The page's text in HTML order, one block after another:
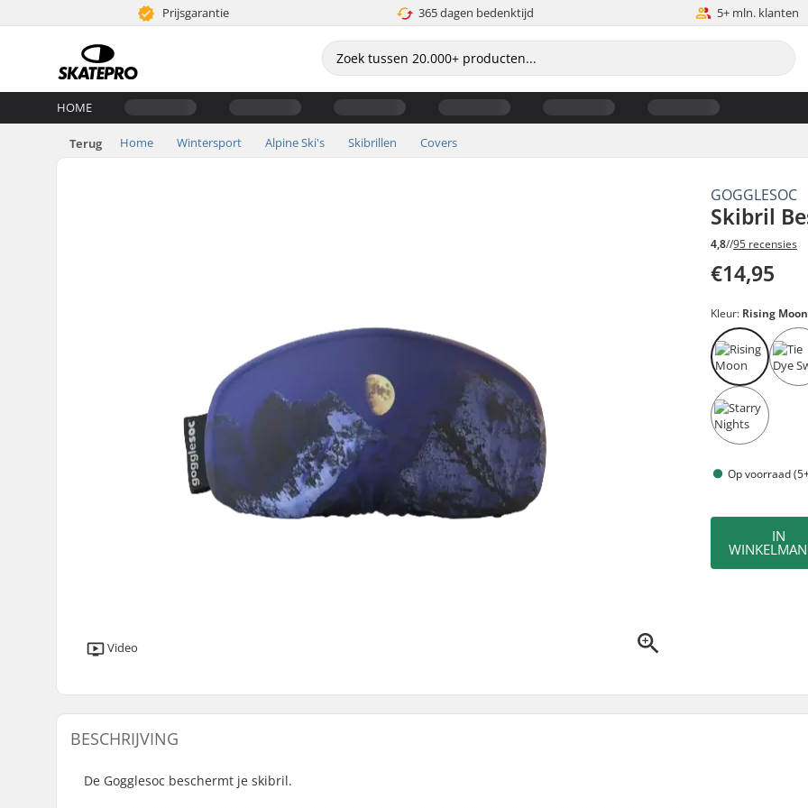
Prijsgarantie 365 dagen bedenktijd 5+ mln. klanten
HOME
Terug Home Wintersport Alpine Ski's Skibrillen Covers
GOGGLESOC
Skibril
4,8//95 recensies
€14,95
Video
Kleur: Rising Moon
Op voorraad
IN
BESCHRIJVING
De Gogglesoc beschermt je skibril.